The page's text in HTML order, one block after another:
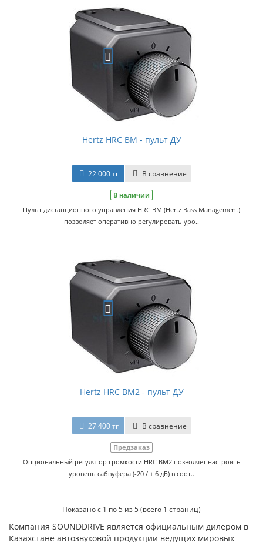
Hertz HRC BM - пульт ДУ
22 000 тг В сравнение
В наличии
Пульт дистанционного управления HRC BM (Hertz Bass Management)
позволяет оперативно регулировать уро..
Hertz HRC BM2 - пульт ДУ
27 400 тг В сравнение
Предзаказ
Опциональный регулятор громкости HRC BM2 позволяет настроить
уровень сабвуфера (-20 / + 6 дБ) в соот..
Показано с 1 по 5 из 5 (всего 1 страниц)
Компания SOUNDDRIVE является официальным дилером в
Казахстане автозвуковой продукции ведущих мировых